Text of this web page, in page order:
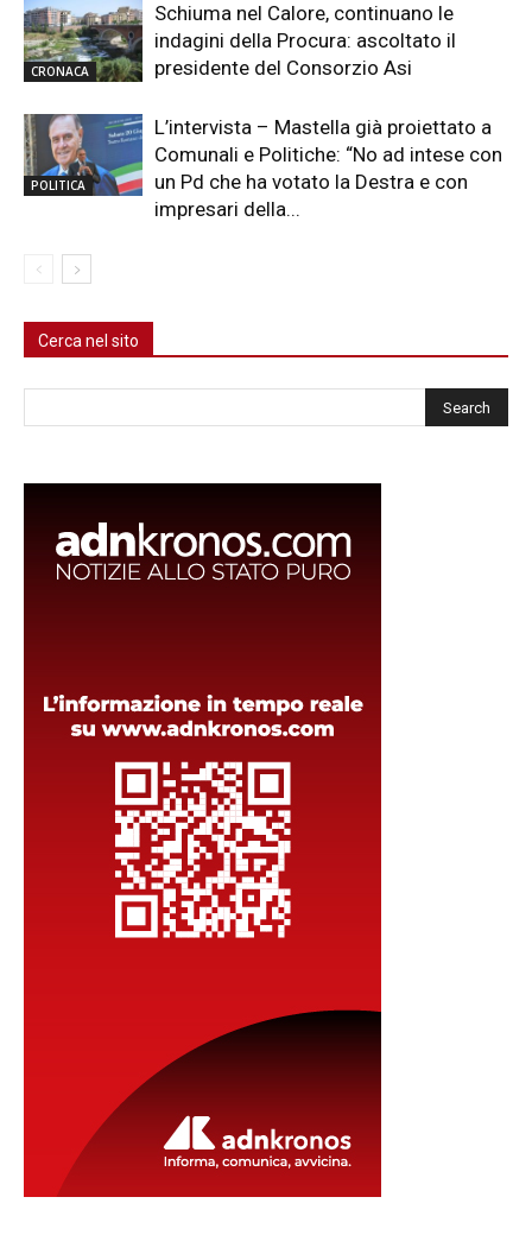
CRONACA
Schiuma nel Calore, continuano le
indagini della Procura: ascoltato il
presidente del Consorzio Asi
POLITICA
L’intervista – Mastella già proiettato a
Comunali e Politiche: “No ad intese con
un Pd che ha votato la Destra e con
impresari della...
Cerca nel sito